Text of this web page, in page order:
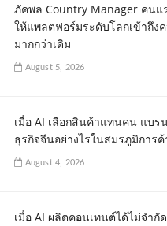
ภัคพล Country Manager คนแ
ให้แพลตฟอร์มระดับโลกเข้าถึง
มากกว่าเดิม
August 5, 2026
เมื่อ AI เลือกสินค้าแทนคน แบร
ธุรกิจจีนอย่างไรในสมรภูมิการ
August 4, 2026
เมื่อ AI ผลิตคอนเทนต์ได้ไม่จำกั